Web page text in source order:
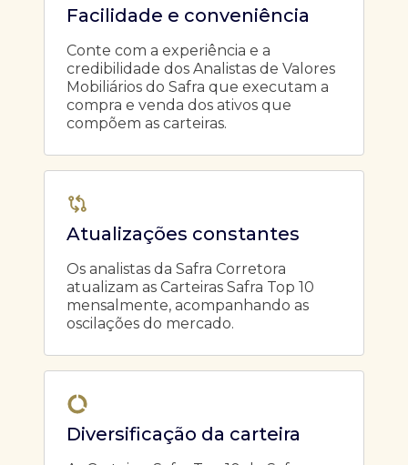
Facilidade e conveniência
Conte com a experiência e a
credibilidade dos Analistas de Valores
Mobiliários do Safra que executam a
compra e venda dos ativos que
compõem as carteiras.
Atualizações constantes
Os analistas da Safra Corretora
atualizam as Carteiras Safra Top 10
mensalmente, acompanhando as
oscilações do mercado.
Diversificação da carteira